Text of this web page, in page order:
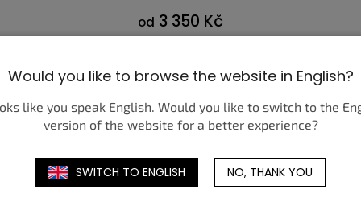
od 3 350 Kč
Would you like to browse the website in English?
like you speak English. Would you like to switch to the
version of the website for a better experience?
SWITCH TO ENGLISH NO, THANK YOU